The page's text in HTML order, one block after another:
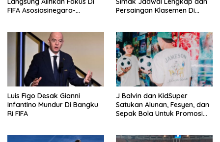
FIFA Asosiasinegara-
Persaingan Klasemen Di
Luis Figo Desak Gianni
Infantino Mundur Di Bangku
Ri FIFA
J Balvin dan KidSuper
Satukan Alunan, Fesyen, dan
Sepak Bola Untuk Promosi